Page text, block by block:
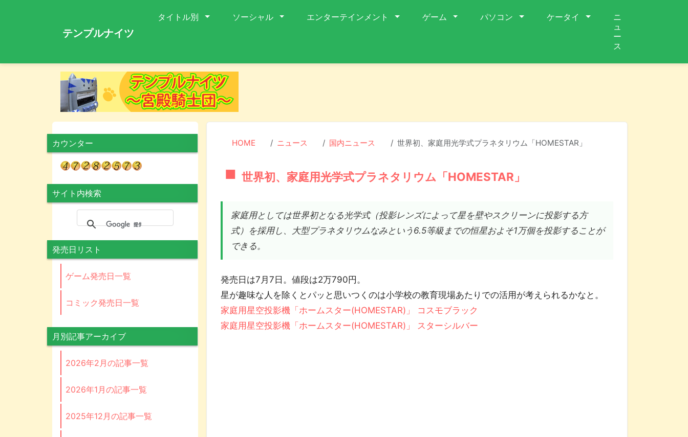
テンプルナイツ
タイトル別 ソーシャル エンターテインメント ゲーム パソコン ケータイ
ニ
ュ
ー
ス
HOME ニュース 国内ニュース 世界初、家庭用光学式プラネタリウム「HOMESTAR」
世界初、家庭用光学式プラネタリウム「HOMESTAR」
家庭用としては世界初となる光学式（投影レンズによって星を壁やスクリーンに投影する方
式）を採用し、大型プラネタリウムなみという6.5等級までの恒星およそ1万個を投影することが
できる。
発売日は7月7日。値段は2万790円。
星が趣味な人を除くとパッと思いつくのは小学校の教育現場あたりでの活用が考えられるかなと。
家庭用星空投影機「ホームスター(HOMESTAR)」 コスモブラック
家庭用星空投影機「ホームスター(HOMESTAR)」 スターシルバー
カウンター
サイト内検索
発売日リスト
ゲーム発売日一覧
コミック発売日一覧
月別記事アーカイブ
2026年2月の記事一覧
2026年1月の記事一覧
2025年12月の記事一覧